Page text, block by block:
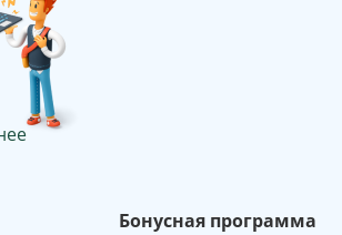
Бонусная программа